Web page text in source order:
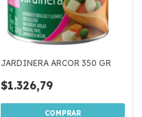
JARDINERA ARCOR 350 GR
$1.326,79